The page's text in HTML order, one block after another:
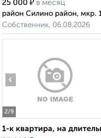
25 000 ₽ в месяц
район Силино район, мкр.
Собственник, 06.08.2026
2/9
‹
1-к квартира, на